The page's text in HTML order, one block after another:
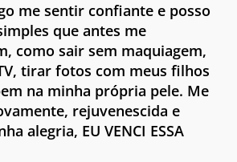
me sentir confiante e posso
que antes me
como sair sem maquiagem,
tirar fotos com meus filhos
na minha própria pele. Me
rejuvenescida e
alegria, EU VENCI ESSA